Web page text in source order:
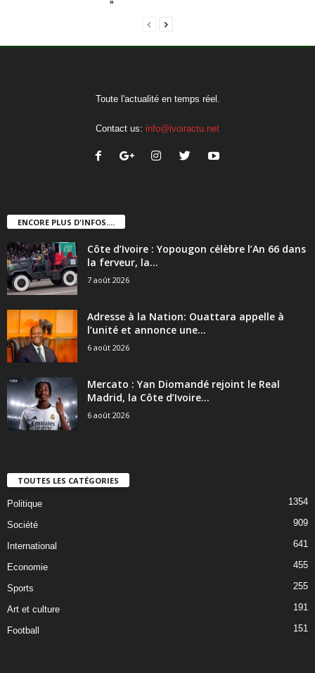
Toute l'actualité en temps réel.
Contact us: info@ivoiractu.net
ENCORE PLUS D'INFOS....
Côte d’Ivoire : Yopougon célèbre l’An 66 dans
la ferveur, la...
7 août 2026
Adresse à la Nation: Ouattara appelle à
l’unité et annonce une...
6 août 2026
Mercato : Yan Diomandé rejoint le Real
Madrid, la Côte d’Ivoire...
6 août 2026
TOUTES LES CATÉGORIES
Politique 1354
Société 909
International 641
Economie 455
Sports 255
Art et culture 191
Football 151